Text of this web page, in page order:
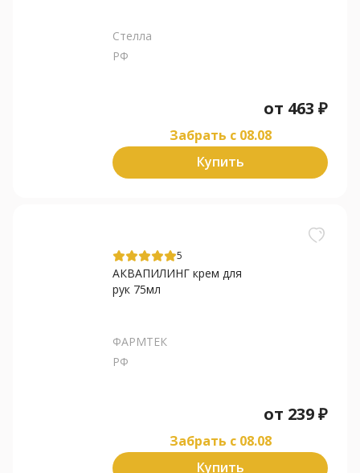
Стелла
РФ
от 463 ₽
Забрать c 08.08
Купить
5
АКВАПИЛИНГ крем для
рук 75мл
ФАРМТЕК
РФ
от 239₽
Забрать c 08.08
Купить